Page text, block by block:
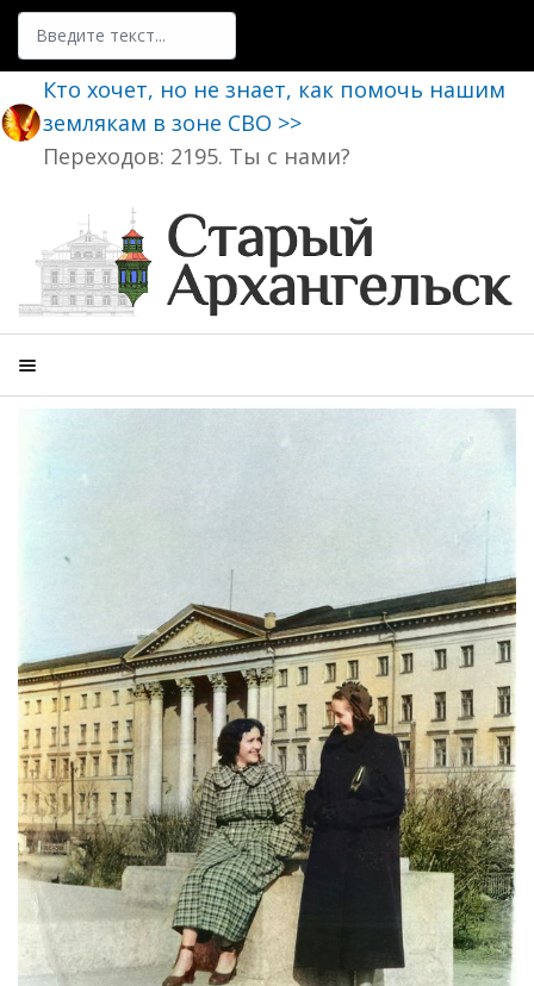
Поиск
Кто хочет, но не знает, как помочь нашим
землякам в зоне СВО >>
Переходов: 2195. Ты с нами?